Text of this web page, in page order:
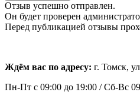
Отзыв успешно отправлен.
Он будет проверен
Перед публикацией отзывы
Ждём вас по адресу: г. Томск,
Пн-Пт с 09:00 до 19:00 /Сб-Вс